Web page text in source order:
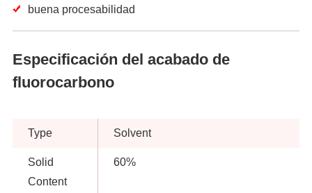
buena procesabilidad
Especificación del acabado de
fluorocarbono
Type Solvent
Solid
Content
60%